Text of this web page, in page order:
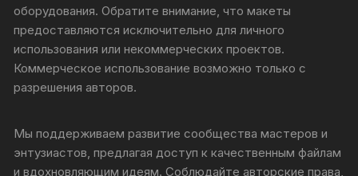
оборудования. Обратите внимание, что макеты
предоставляются исключительно для личного
использования или некоммерческих проектов.
Коммерческое использование возможно только с
разрешения авторов.
Мы поддерживаем развитие сообщества мастеров и
энтузиастов, предлагая доступ к качественным файлам
и вдохновляющим идеям. Соблюдайте авторские права,